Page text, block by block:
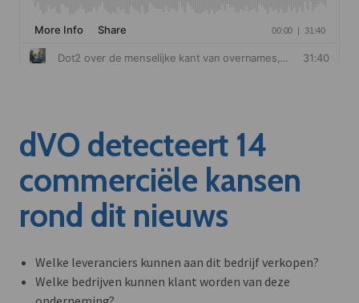
dVO detecteert 14
commerciële kansen
rond dit nieuws
Welke leveranciers kunnen aan dit bedrijf verkopen?
Welke bedrijven kunnen klant worden van deze